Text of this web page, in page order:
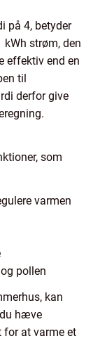
på 4, betyder
kWh strøm, den
effektiv end en
til
derfor give
som
varmen
pollen
kan
hæve
for at varme et